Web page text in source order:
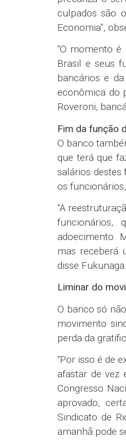
culpados são
Economia”,
“O momento
Brasil e seus
bancários e
econômica do
Roveroni,
Fim da função
O banco
que terá que
salários destes
os
“A
funcionários,
adoecimento.
mas receberá
disse Fukunaga.
Liminar do
O banco só
movimento
perda da
“Por isso é de
afastar de vez
Congresso
aprovado,
Sindicato de
amanhã pode